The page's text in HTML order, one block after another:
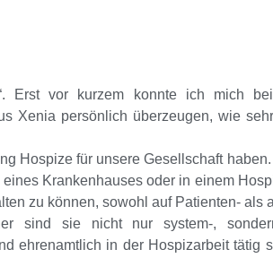
Erst vor kurzem konnte ich mich
Xenia persönlich überzeugen, wie
Hospize für unsere Gesellschaft
Krankenhauses oder in einem
zu können, sowohl auf Patienten- als
sind sie nicht nur system-,
ehrenamtlich in der Hospizarbeit tätig